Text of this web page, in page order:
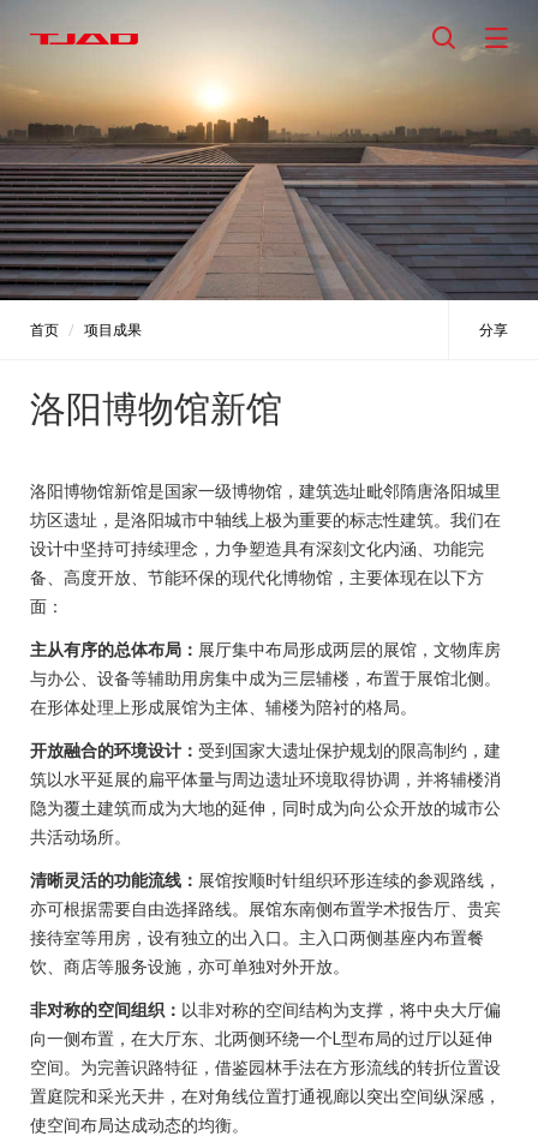
首页 项目成果 分享
洛阳博物馆新馆
洛阳博物馆新馆是国家一级博物馆，建筑选址毗邻隋唐洛阳城里
坊区遗址，是洛阳城市中轴线上极为重要的标志性建筑。我们在
设计中坚持可持续理念，力争塑造具有深刻文化内涵、功能完
备、高度开放、节能环保的现代化博物馆，主要体现在以下方
面：
主从有序的总体布局： 展厅集中布局形成两层的展馆，文物库房
与办公、设备等辅助用房集中成为三层辅楼，布置于展馆北侧。
在形体处理上形成展馆为主体、辅楼为陪衬的格局。
开放融合的环境设计： 受到国家大遗址保护规划的限高制约，建
筑以水平延展的扁平体量与周边遗址环境取得协调，并将辅楼消
隐为覆土建筑而成为大地的延伸，同时成为向公众开放的城市公
共活动场所。
清晰灵活的功能流线： 展馆按顺时针组织环形连续的参观路线，
亦可根据需要自由选择路线。展馆东南侧布置学术报告厅、贵宾
接待室等用房，设有独立的出入口。主入口两侧基座内布置餐
饮、商店等服务设施，亦可单独对外开放。
非对称的空间组织： 以非对称的空间结构为支撑，将中央大厅偏
向一侧布置，在大厅东、北两侧环绕一个L型布局的过厅以延伸
空间。为完善识路特征，借鉴园林手法在方形流线的转折位置设
置庭院和采光天井，在对角线位置打通视廊以突出空间纵深感，
使空间布局达成动态的均衡。